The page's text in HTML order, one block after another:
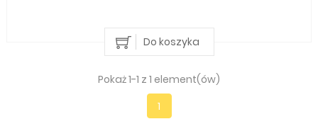
Do koszyka
Pokaż 1-1 z 1 element(ów)
1